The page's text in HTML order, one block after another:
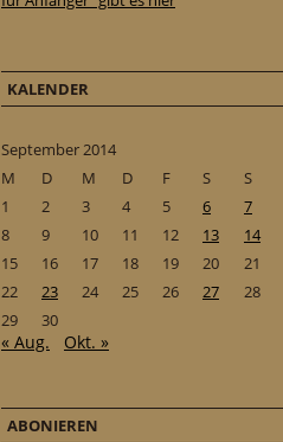
KALENDER
September 2014
M
D M D F S
S
1
2 3 4 5 6
7
8
9 10 11 12 13
14
15
16 17 18 19 20
21
22
23 24 25 26 27
28
29
30
« Aug. Okt. »
ABONIEREN